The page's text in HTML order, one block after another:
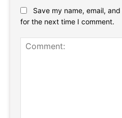
Save my name, email,
for the next time I comment.